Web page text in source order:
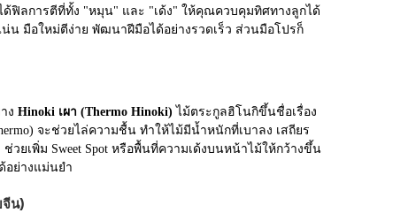
ด้ฟิลการตีที่ทั้ง "หมุน" และ "เด้ง" ให้คุณควบคุมทิศทางลูกได้
น มือใหม่ตีง่าย พัฒนาฝีมือได้อย่างรวดเร็ว ส่วนมือโปรก็
ง Hinoki เผา (Thermo Hinoki) ไม้ตระกูลฮิโนกิขึ้นชื่อเรื่อง
จะช่วยไล่ความชื้น ทำให้ไม้มีน้ำหนักที่เบาลง เสถียร
ยเพิ่ม Sweet Spot หรือพื้นที่ความเด้งบนหน้าไม้ให้กว้างขึ้น
อย่างแม่นยำ
น)